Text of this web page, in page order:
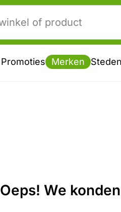
Promoties Merken Steden
Oeps! We